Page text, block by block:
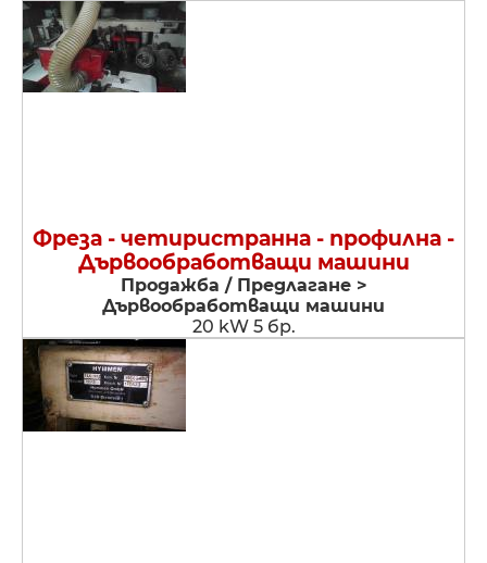
Фреза - четиристранна - профилна -
Дървообработващи машини
Продажба / Предлагане >
Дървообработващи машини
20 kW 5 бр.